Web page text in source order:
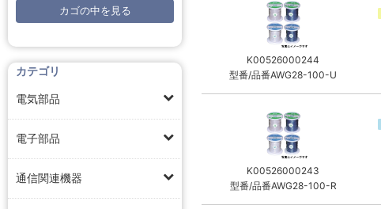
カゴの中を見る
カテゴリ
電気部品
電子部品
通信関連機器
K00526000244
型番/品番AWG28-100-U
K00526000243
型番/品番AWG28-100-R